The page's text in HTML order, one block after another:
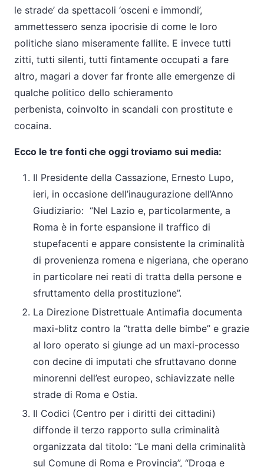
le strade’ da spettacoli ‘osceni e immondi’,
ammettessero senza ipocrisie di come le loro
politiche siano miseramente fallite. E invece tutti
zitti, tutti silenti, tutti fintamente occupati a fare
altro, magari a dover far fronte alle emergenze di
qualche politico dello schieramento
perbenista, coinvolto in scandali con prostitute e
cocaina.
Ecco le tre fonti che oggi troviamo sui media:
Il Presidente della Cassazione, Ernesto Lupo,
ieri, in occasione dell’inaugurazione dell’Anno
Giudiziario: “Nel Lazio e, particolarmente, a
Roma è in forte espansione il traffico di
stupefacenti e appare consistente la criminalità
di provenienza romena e nigeriana, che operano
in particolare nei reati di tratta della persone e
sfruttamento della prostituzione”.
La Direzione Distrettuale Antimafia documenta
maxi-blitz contro la “tratta delle bimbe” e grazie
al loro operato si giunge ad un maxi-processo
con decine di imputati che sfruttavano donne
minorenni dell’est europeo, schiavizzate nelle
strade di Roma e Ostia.
Il Codici (Centro per i diritti dei cittadini)
diffonde il terzo rapporto sulla criminalità
organizzata dal titolo: “Le mani della criminalità
sul Comune di Roma e Provincia”, “Droga e